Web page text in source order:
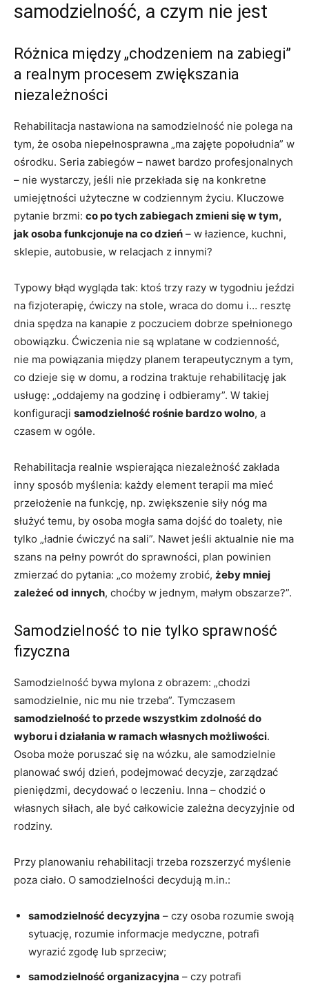
samodzielność, a czym nie jest
Różnica między „chodzeniem na zabiegi”
a realnym procesem zwiększania
niezależności
Rehabilitacja nastawiona na samodzielność nie polega na
tym, że osoba niepełnosprawna „ma zajęte popołudnia” w
ośrodku. Seria zabiegów – nawet bardzo profesjonalnych
– nie wystarczy, jeśli nie przekłada się na konkretne
umiejętności użyteczne w codziennym życiu. Kluczowe
pytanie brzmi: co po tych zabiegach zmieni się w tym,
jak osoba funkcjonuje na co dzień – w łazience, kuchni,
sklepie, autobusie, w relacjach z innymi?
Typowy błąd wygląda tak: ktoś trzy razy w tygodniu jeździ
na fizjoterapię, ćwiczy na stole, wraca do domu i… resztę
dnia spędza na kanapie z poczuciem dobrze spełnionego
obowiązku. Ćwiczenia nie są wplatane w codzienność,
nie ma powiązania między planem terapeutycznym a tym,
co dzieje się w domu, a rodzina traktuje rehabilitację jak
usługę: „oddajemy na godzinę i odbieramy”. W takiej
konfiguracji samodzielność rośnie bardzo wolno, a
czasem w ogóle.
Rehabilitacja realnie wspierająca niezależność zakłada
inny sposób myślenia: każdy element terapii ma mieć
przełożenie na funkcję, np. zwiększenie siły nóg ma
służyć temu, by osoba mogła sama dojść do toalety, nie
tylko „ładnie ćwiczyć na sali”. Nawet jeśli aktualnie nie ma
szans na pełny powrót do sprawności, plan powinien
zmierzać do pytania: „co możemy zrobić, żeby mniej
zależeć od innych, choćby w jednym, małym obszarze?”.
Samodzielność to nie tylko sprawność
fizyczna
Samodzielność bywa mylona z obrazem: „chodzi
samodzielnie, nic mu nie trzeba”. Tymczasem
samodzielność to przede wszystkim zdolność do
wyboru i działania w ramach własnych możliwości.
Osoba może poruszać się na wózku, ale samodzielnie
planować swój dzień, podejmować decyzje, zarządzać
pieniędzmi, decydować o leczeniu. Inna – chodzić o
własnych siłach, ale być całkowicie zależna decyzyjnie od
rodziny.
Przy planowaniu rehabilitacji trzeba rozszerzyć myślenie
poza ciało. O samodzielności decydują m.in.:
samodzielność decyzyjna – czy osoba rozumie swoją
sytuację, rozumie informacje medyczne, potrafi
wyrazić zgodę lub sprzeciw;
samodzielność organizacyjna – czy potrafi